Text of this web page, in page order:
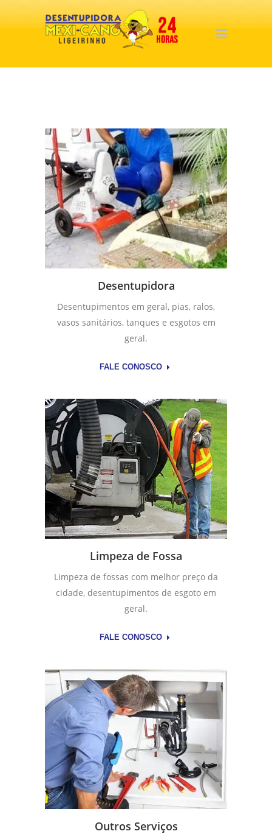
Desentupidora
Desentupimentos em geral, pias, ralos,
vasos sanitários, tanques e esgotos em
geral.
FALE CONOSCO
Limpeza de Fossa
Limpeza de fossas com melhor preço da
cidade, desentupimentos de esgoto em
geral.
FALE CONOSCO
Outros Serviços